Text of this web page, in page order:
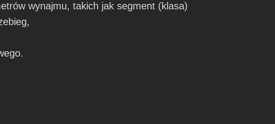
wynajmu, takich jak segment (klasa)